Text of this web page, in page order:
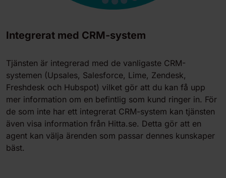
Integrerat med CRM-system
Tjänsten är integrerad med de vanligaste CRM-
systemen (Upsales, Salesforce, Lime, Zendesk,
Freshdesk och Hubspot) vilket gör att du kan få upp
mer information om en befintlig som kund ringer in. För
de som inte har ett integrerat CRM-system kan tjänsten
även visa information från Hitta.se. Detta gör att en
agent kan välja ärenden som passar dennes kunskaper
bäst.